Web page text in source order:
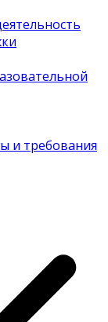
и требования